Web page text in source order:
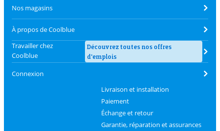
Nos magasins
À propos de Coolblue
Travailler chez
Coolblue
Découvrez toutes nos offres
d'emplois
Connexion
Livraison et installation
Paiement
Échange et retour
Garantie, réparation et assurances